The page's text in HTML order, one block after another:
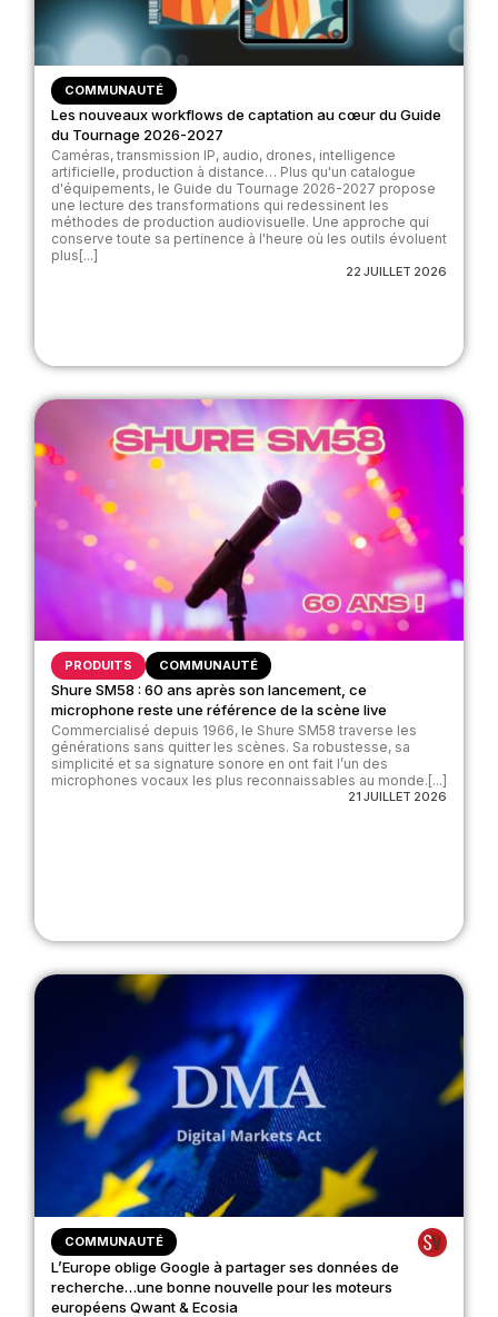
COMMUNAUTÉ
Les nouveaux workflows de captation au cœur du Guide
du Tournage 2026-2027
Caméras, transmission IP, audio, drones, intelligence
artificielle, production à distance… Plus qu'un catalogue
d'équipements, le Guide du Tournage 2026-2027 propose
une lecture des transformations qui redessinent les
méthodes de production audiovisuelle. Une approche qui
conserve toute sa pertinence à l'heure où les outils évoluent
plus[...]
22 JUILLET 2026
PRODUITS COMMUNAUTÉ
Shure SM58 : 60 ans après son lancement, ce
microphone reste une référence de la scène live
Commercialisé depuis 1966, le Shure SM58 traverse les
générations sans quitter les scènes. Sa robustesse, sa
simplicité et sa signature sonore en ont fait l’un des
microphones vocaux les plus reconnaissables au monde.[...]
21 JUILLET 2026
COMMUNAUTÉ
L’Europe oblige Google à partager ses données de
recherche…une bonne nouvelle pour les moteurs
européens Qwant & Ecosia